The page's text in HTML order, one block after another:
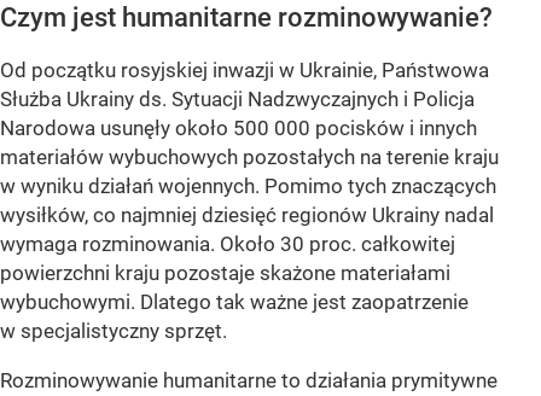
Czym jest humanitarne rozminowywanie?
Od początku rosyjskiej inwazji w Ukrainie, Państwowa
Służba Ukrainy ds. Sytuacji Nadzwyczajnych i Policja
Narodowa usunęły około 500 000 pocisków i innych
materiałów wybuchowych pozostałych na terenie kraju
w wyniku działań wojennych. Pomimo tych znaczących
wysiłków, co najmniej dziesięć regionów Ukrainy nadal
wymaga rozminowania. Około 30 proc. całkowitej
powierzchni kraju pozostaje skażone materiałami
wybuchowymi. Dlatego tak ważne jest zaopatrzenie
w specjalistyczny sprzęt.
Rozminowywanie humanitarne to działania prymitywne